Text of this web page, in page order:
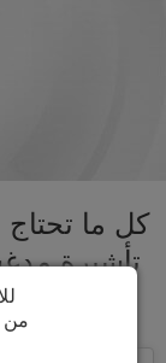
كل ما
تأشيرة
عملية
من